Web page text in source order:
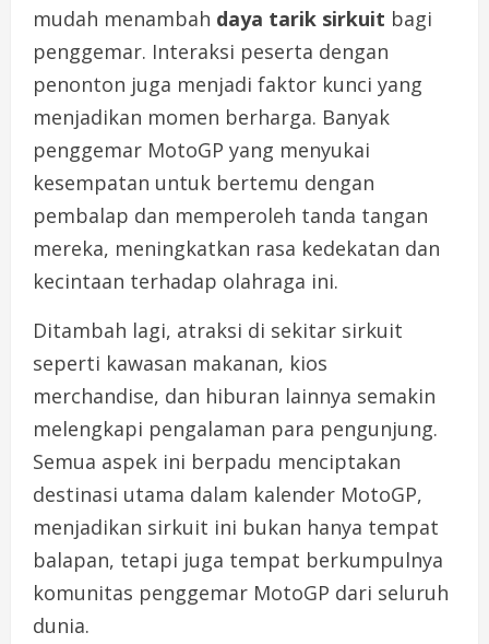
mudah menambah daya tarik sirkuit bagi
penggemar. Interaksi peserta dengan
penonton juga menjadi faktor kunci yang
menjadikan momen berharga. Banyak
penggemar MotoGP yang menyukai
kesempatan untuk bertemu dengan
pembalap dan memperoleh tanda tangan
mereka, meningkatkan rasa kedekatan dan
kecintaan terhadap olahraga ini.
Ditambah lagi, atraksi di sekitar sirkuit
seperti kawasan makanan, kios
merchandise, dan hiburan lainnya semakin
melengkapi pengalaman para pengunjung.
Semua aspek ini berpadu menciptakan
destinasi utama dalam kalender MotoGP,
menjadikan sirkuit ini bukan hanya tempat
balapan, tetapi juga tempat berkumpulnya
komunitas penggemar MotoGP dari seluruh
dunia.